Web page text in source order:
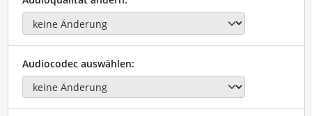
Audiocodec auswählen: